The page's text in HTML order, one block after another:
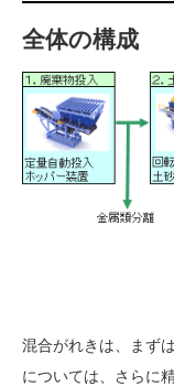
全体の構成
混合がれきは、まず
については、さらに